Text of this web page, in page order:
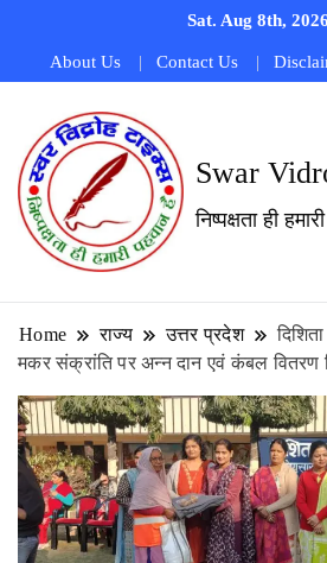
Sat. Aug 8th, 2026
About Us Contact Us
Swar
निष्पक्षता ही
Home राज्य उत्तर प्रदेश
मकर संक्रांति पर अन्न दान एवं कंबल वितरण